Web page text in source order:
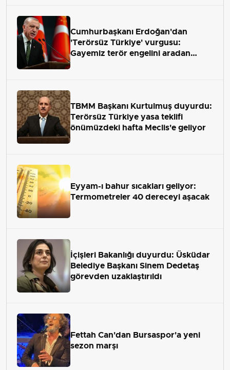
Cumhurbaşkanı Erdoğan'dan
'Terörsüz Türkiye' vurgusu:
Gayemiz terör engelini aradan
TBMM Başkanı Kurtulmuş duyurdu:
Terörsüz Türkiye yasa teklifi
önümüzdeki hafta Meclis'e geliyor
Eyyam-ı bahur sıcakları geliyor:
Termometreler 40 dereceyi aşacak
İçişleri Bakanlığı duyurdu: Üsküdar
Belediye Başkanı Sinem Dedetaş
görevden uzaklaştırıldı
Fettah Can'dan Bursaspor'a yeni
sezon marşı